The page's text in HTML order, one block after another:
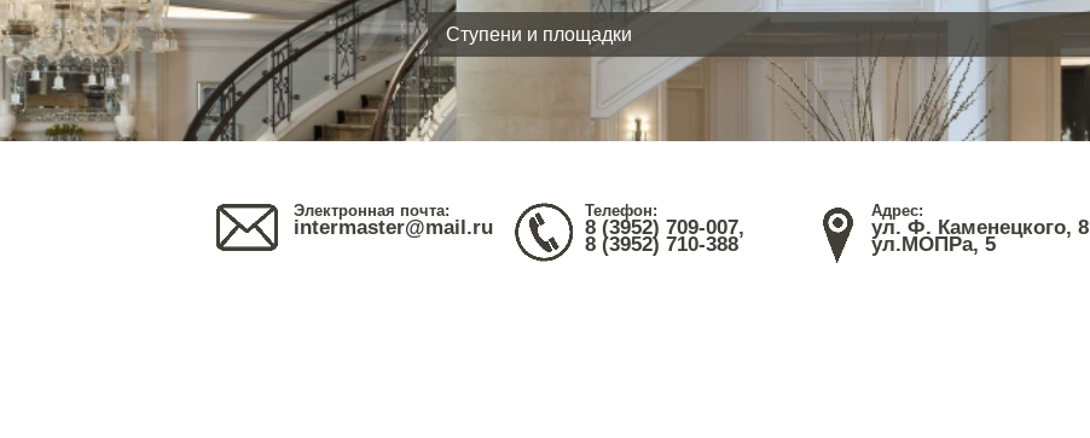
Ступени и площадки
Электронная почта:
intermaster@mail.ru
Телефон:
8 (3952) 709-007,
8 (3952) 710-388
Адрес:
ул. Ф. Каменецкого, 8
ул.МОПРа, 5